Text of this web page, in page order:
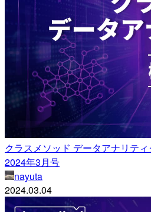
クラスメソッド データアナリテ
2024年3月号
nayuta
2024.03.04